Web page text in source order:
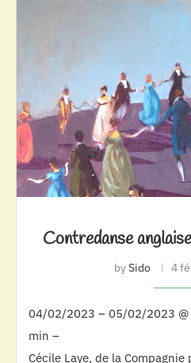
Contredanse
bySido 4
04/02/2023 – 05/02/2023
min –
Cécile Laye, de la